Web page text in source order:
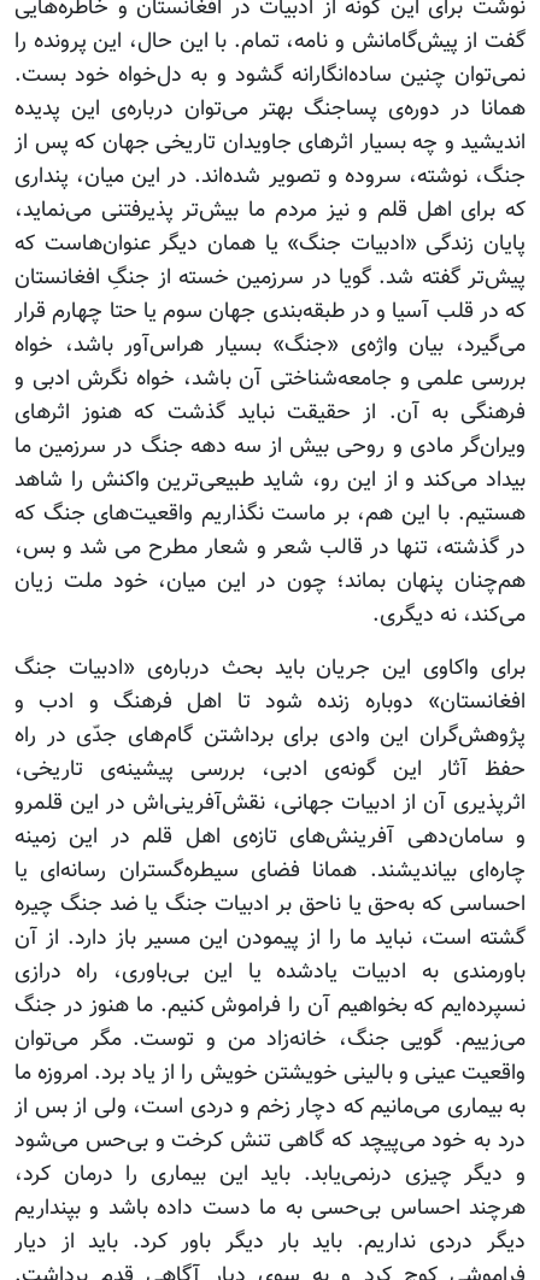
نوشت برای این گونه از ادبیات در افغانستان و خاطره‌هایی
گفت از پیش‌گامانش و نامه، تمام. با این حال، این پرونده را
نمی‌توان چنین ساده‌انگارانه گشود و به دل‌خواه خود بست.
همانا در دوره‌ی پساجنگ بهتر می‌توان درباره‌ی این پدیده
اندیشید و چه بسیار اثرهای جاویدان تاریخی جهان که پس از
جنگ، نوشته، سروده و تصویر شده‌اند. در این میان، پنداری
که برای اهل قلم و نیز مردم ما بیش‌تر پذیرفتنی می‌نماید،
پایان زندگی «ادبیات جنگ» یا همان دیگر عنوان‌هاست که
پیش‌تر گفته شد. گویا در سرزمین خسته از جنگِ افغانستان
که در قلب آسیا و در طبقه‌بندی جهان سوم یا حتا چهارم قرار
می‌گیرد، بیان واژه‌ی «جنگ» بسیار هراس‌آور باشد، خواه
بررسی علمی و جامعه‌شناختی آن باشد، خواه نگرش ادبی و
فرهنگی به آن. از حقیقت نباید گذشت که هنوز اثرهای
ویران‌گر مادی و روحی بیش از سه دهه جنگ در سرزمین ما
بیداد می‌کند و از این رو، شاید طبیعی‌ترین واکنش را شاهد
هستیم. با این هم، بر ماست نگذاریم واقعیت‌های جنگ که
در گذشته، تنها در قالب شعر و شعار مطرح می شد و بس،
هم‌چنان پنهان بماند؛ چون در این میان، خود ملت زیان
می‌کند، نه دیگری.
برای واکاوی این جریان باید بحث درباره‌ی «ادبیات جنگ
افغانستان» دوباره زنده شود تا اهل فرهنگ و ادب و
پژوهش‌گران این وادی برای برداشتن گام‌های جدّی در راه
حفظ آثار این گونه‌ی ادبی، بررسی پیشینه‌ی تاریخی،
اثرپذیری آن از ادبیات جهانی، نقش‌آفرینی‌اش در این قلمرو
و سامان‌دهی آفرینش‌های تازه‌ی اهل قلم در این زمینه
چاره‌ای بیاندیشند. همانا فضای سیطره‌گستران رسانه‌ای یا
احساسی که به‌حق یا ناحق بر ادبیات جنگ یا ضد جنگ چیره
گشته است، نباید ما را از پیمودن این مسیر باز دارد. از آن
باورمندی به ادبیات یادشده یا این بی‌باوری، راه درازی
نسپرده‌ایم که بخواهیم آن را فراموش کنیم. ما هنوز در جنگ
می‌زییم. گویی جنگ، خانه‌زاد من و توست. مگر می‌توان
واقعیت عینی و بالینی خویشتن خویش را از یاد برد. امروزه ما
به بیماری می‌مانیم که دچار زخم و دردی است، ولی از بس از
درد به خود می‌پیچد که گاهی تنش کرخت و بی‌حس می‌شود
و دیگر چیزی درنمی‌یابد. باید این بیماری را درمان کرد،
هرچند احساس بی‌حسی به ما دست داده باشد و بپنداریم
دیگر دردی نداریم. باید بار دیگر باور کرد. باید از دیار